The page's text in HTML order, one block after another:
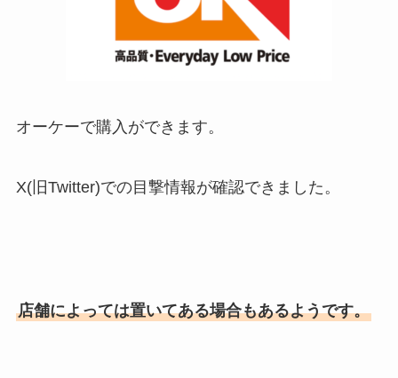
オーケーで購入ができます。
X(旧Twitter)での目撃情報が確認できました。
店舗によっては置いてある場合もあるようです。